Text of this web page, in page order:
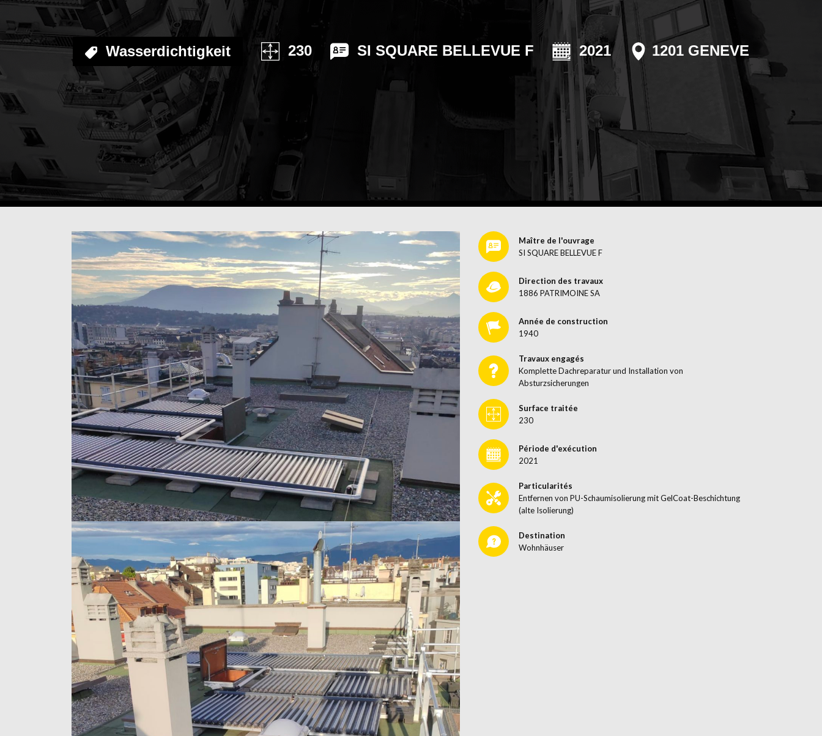
OBERFLÄCHENBEHANDLUNG
OBERFLÄCHENBEHANDLUNG
Wasserdichtigkeit 230 SI SQUARE BELLEVUE F 2021 1201 GENEVE
Maître de l'ouvrage
SI SQUARE BELLEVUE F
Direction des travaux
1886 PATRIMOINE SA
Année de construction
1940
Travaux engagés
Komplette Dachreparatur und Installation von
Absturzsicherungen
Surface traitée
230
Période d'exécution
2021
Particularités
Entfernen von PU-Schaumisolierung mit GelCoat-Beschichtung
(alte Isolierung)
Destination
Wohnhäuser